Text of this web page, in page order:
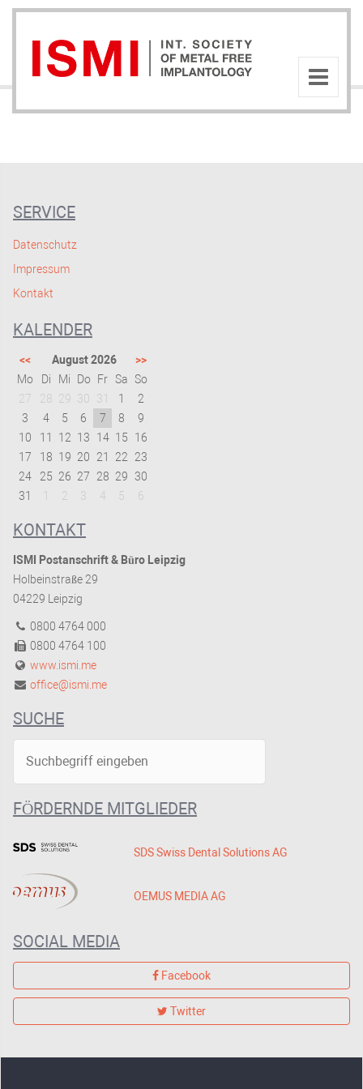
SERVICE
Datenschutz
Impressum
Kontakt
KALENDER
<< August 2026
>>
Mo
Di Mi Do Fr Sa So
27
28 29 30 31 1
2
3
4 5 6 7 8
9
10
11 12 13 14 15
16
17
18 19 20 21 22
23
24
25 26 27 28 29 30
31
2 3 4 5 6
KONTAKT
ISMI Postanschrift & Büro Leipzig
Holbeinstraße 29
04229 Leipzig
0800 4764 000
0800 4764 100
www.ismi.me
office@ismi.me
SUCHE
FÖRDERNDE MITGLIEDER
SDS Swiss Dental Solutions AG
OEMUS MEDIA AG
SOCIAL MEDIA
Facebook
Twitter